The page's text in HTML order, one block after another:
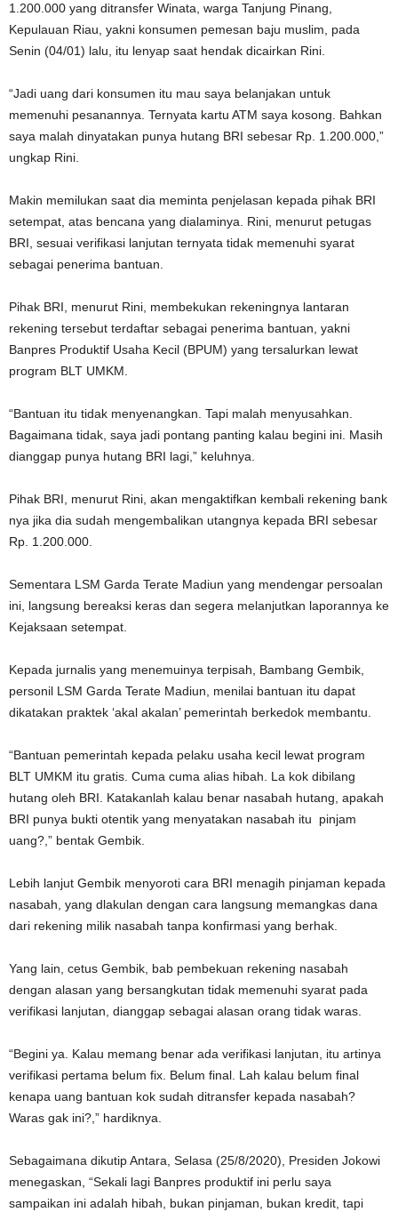
1.200.000 yang ditransfer Winata, warga Tanjung Pinang,
Kepulauan Riau, yakni konsumen pemesan baju muslim, pada
Senin (04/01) lalu, itu lenyap saat hendak dicairkan Rini.
“Jadi uang dari konsumen itu mau saya belanjakan untuk
memenuhi pesanannya. Ternyata kartu ATM saya kosong. Bahkan
saya malah dinyatakan punya hutang BRI sebesar Rp. 1.200.000,”
ungkap Rini.
Makin memilukan saat dia meminta penjelasan kepada pihak BRI
setempat, atas bencana yang dialaminya. Rini, menurut petugas
BRI, sesuai verifikasi lanjutan ternyata tidak memenuhi syarat
sebagai penerima bantuan.
Pihak BRI, menurut Rini, membekukan rekeningnya lantaran
rekening tersebut terdaftar sebagai penerima bantuan, yakni
Banpres Produktif Usaha Kecil (BPUM) yang tersalurkan lewat
program BLT UMKM.
“Bantuan itu tidak menyenangkan. Tapi malah menyusahkan.
Bagaimana tidak, saya jadi pontang panting kalau begini ini. Masih
dianggap punya hutang BRI lagi,” keluhnya.
Pihak BRI, menurut Rini, akan mengaktifkan kembali rekening bank
nya jika dia sudah mengembalikan utangnya kepada BRI sebesar
Rp. 1.200.000.
Sementara LSM Garda Terate Madiun yang mendengar persoalan
ini, langsung bereaksi keras dan segera melanjutkan laporannya ke
Kejaksaan setempat.
Kepada jurnalis yang menemuinya terpisah, Bambang Gembik,
personil LSM Garda Terate Madiun, menilai bantuan itu dapat
dikatakan praktek ‘akal akalan’ pemerintah berkedok membantu.
“Bantuan pemerintah kepada pelaku usaha kecil lewat program
BLT UMKM itu gratis. Cuma cuma alias hibah. La kok dibilang
hutang oleh BRI. Katakanlah kalau benar nasabah hutang, apakah
BRI punya bukti otentik yang menyatakan nasabah itu pinjam
uang?,” bentak Gembik.
Lebih lanjut Gembik menyoroti cara BRI menagih pinjaman kepada
nasabah, yang dlakulan dengan cara langsung memangkas dana
dari rekening milik nasabah tanpa konfirmasi yang berhak.
Yang lain, cetus Gembik, bab pembekuan rekening nasabah
dengan alasan yang bersangkutan tidak memenuhi syarat pada
verifikasi lanjutan, dianggap sebagai alasan orang tidak waras.
“Begini ya. Kalau memang benar ada verifikasi lanjutan, itu artinya
verifikasi pertama belum fix. Belum final. Lah kalau belum final
kenapa uang bantuan kok sudah ditransfer kepada nasabah?
Waras gak ini?,” hardiknya.
Sebagaimana dikutip Antara, Selasa (25/8/2020), Presiden Jokowi
menegaskan, “Sekali lagi Banpres produktif ini perlu saya
sampaikan ini adalah hibah, bukan pinjaman, bukan kredit, tapi